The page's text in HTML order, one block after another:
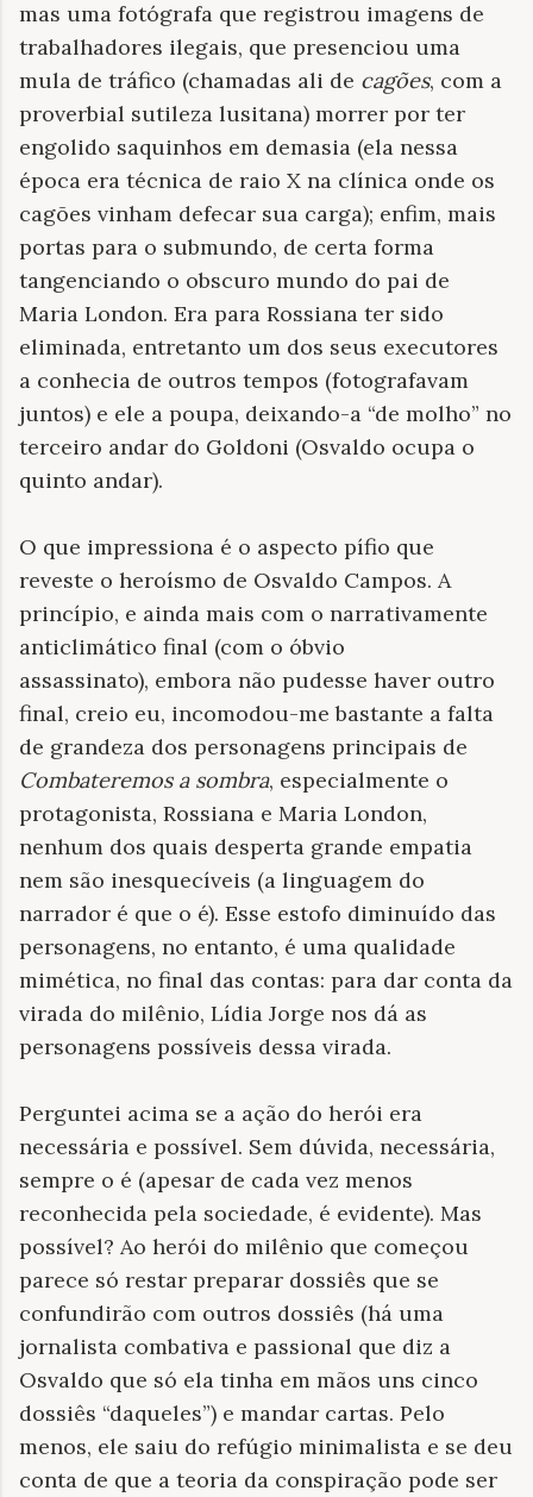
mas uma fotógrafa que registrou imagens de
trabalhadores ilegais, que presenciou uma
mula de tráfico (chamadas ali de cagões, com a
proverbial sutileza lusitana) morrer por ter
engolido saquinhos em demasia (ela nessa
época era técnica de raio X na clínica onde os
cagões vinham defecar sua carga); enfim, mais
portas para o submundo, de certa forma
tangenciando o obscuro mundo do pai de
Maria London. Era para Rossiana ter sido
eliminada, entretanto um dos seus executores
a conhecia de outros tempos (fotografavam
juntos) e ele a poupa, deixando-a “de molho” no
terceiro andar do Goldoni (Osvaldo ocupa o
quinto andar).
O que impressiona é o aspecto pífio que
reveste o heroísmo de Osvaldo Campos. A
princípio, e ainda mais com o narrativamente
anticlimático final (com o óbvio
assassinato), embora não pudesse haver outro
final, creio eu, incomodou-me bastante a falta
de grandeza dos personagens principais de
Combateremos a sombra, especialmente o
protagonista, Rossiana e Maria London,
nenhum dos quais desperta grande empatia
nem são inesquecíveis (a linguagem do
narrador é que o é). Esse estofo diminuído das
personagens, no entanto, é uma qualidade
mimética, no final das contas: para dar conta da
virada do milênio, Lídia Jorge nos dá as
personagens possíveis dessa virada.
Perguntei acima se a ação do herói era
necessária e possível. Sem dúvida, necessária,
sempre o é (apesar de cada vez menos
reconhecida pela sociedade, é evidente). Mas
possível? Ao herói do milênio que começou
parece só restar preparar dossiês que se
confundirão com outros dossiês (há uma
jornalista combativa e passional que diz a
Osvaldo que só ela tinha em mãos uns cinco
dossiês “daqueles”) e mandar cartas. Pelo
menos, ele saiu do refúgio minimalista e se deu
conta de que a teoria da conspiração pode ser